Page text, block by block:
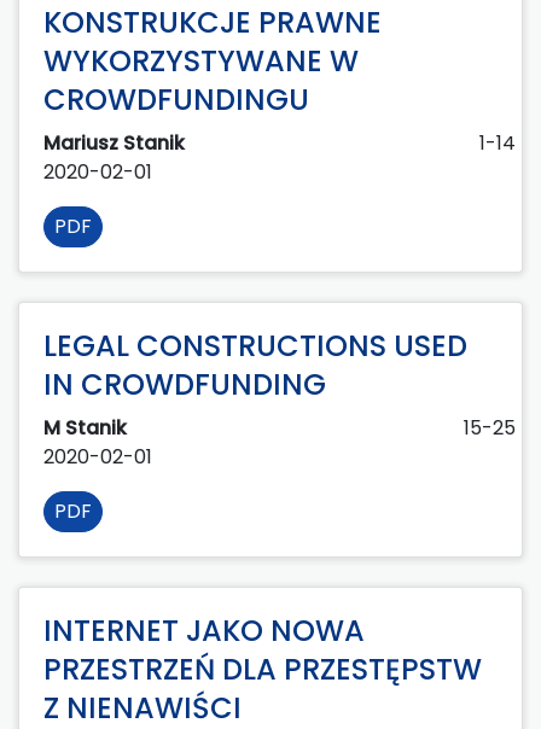
KONSTRUKCJE PRAWNE
WYKORZYSTYWANE W
CROWDFUNDINGU
Mariusz Stanik
1-14
2020-02-01
PDF
LEGAL CONSTRUCTIONS USED
IN CROWDFUNDING
M Stanik
15-25
2020-02-01
PDF
INTERNET JAKO NOWA
PRZESTRZEŃ DLA PRZESTĘPSTW
Z NIENAWIŚCI